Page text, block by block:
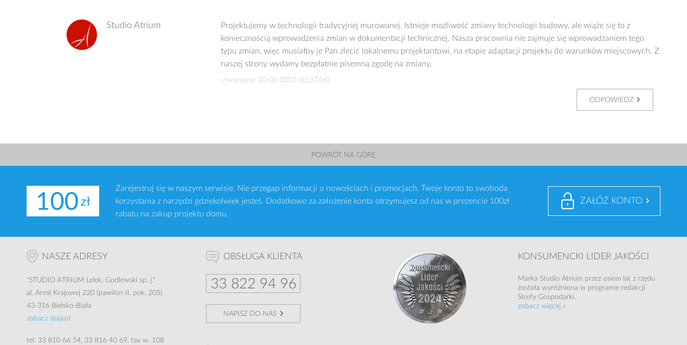
Studio Atrium
Projektujemy w technologii tradycyjnej murowanej. Istnieje możliwość zmiany technologii budowy, ale wiąże się to z
koniecznością wprowadzenia zmian w dokumentacji technicznej. Nasza pracownia nie zajmuje się wprowadzaniem tego
typu zmian, więc musiałby je Pan zlecić lokalnemu projektantowi, na etapie adaptacji projektu do warunków miejscowych. Z
naszej strony wydamy bezpłatnie pisemną zgodę na zmiany.
utworzony: 20-02-2013 (15:37:06)
ODPOWIEDZ
POWRÓT NA GÓRĘ
100
Zarejestruj się w naszym serwisie. Nie przegap informacji o nowościach i promocjach. Twoje konto to swoboda
korzystania z narzędzi gdziekolwiek jesteś. Dodatkowo za założenie konta otrzymujesz od nas w prezencie 100zł
rabatu na zakup projektu domu.
ZAŁÓŻ KONTO
NASZE ADRESY
"STUDIO ATRIUM Lelek, Godlewski sp. j."
al. Armii Krajowej 220 (pawilon II, pok. 205)
43-316 Bielsko-Biała
zobacz dojazd
tel. 33 810 66 54, 33 816 40 69, fax w. 108
OBSŁUGA KLIENTA
33 822 94 96
NAPISZ DO NAS
KONSUMENCKI LIDER JAKOŚCI
Marka Studio Atrium przez osiem lat z rzędu
została wyróżniona w programie redakcji
Strefy Gospodarki.
zobacz więcej »